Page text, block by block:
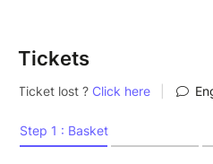
Good vibes garanties
Une ambiance
Dimanche 26 juillet
Tickets